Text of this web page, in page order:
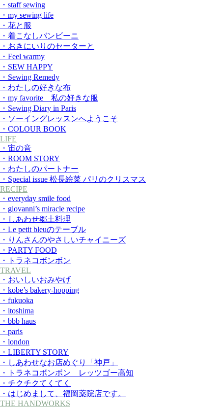
・staff sewing
・my sewing life
・花と服
・着こなしバンビーニ
・おきにいりのセーターと
・Feel warmy
・SEW HAPPY
・Sewing Remedy
・わたしの好きな布
・my favorite 私の好きな服
・Sewing Diary in Paris
・ソーイングレッスンへようこそ
・COLOUR BOOK
LIFE
・宙の音
・ROOM STORY
・わたしのパートナー
・Special issue 松長絵菜 パリのクリスマス
RECIPE
・everyday smile food
・giovanni’s miracle recipe
・しあわせ郷土料理
・Le petit bleuのテーブル
・りんさんのやさしいチャイニーズ
・PARTY FOOD
・トラネコボンボン
TRAVEL
・おいしいおみやげ
・kobe’s bakery-hopping
・fukuoka
・itoshima
・bbb haus
・paris
・london
・LIBERTY STORY
・しあわせなお店めぐり「神戸」
・トラネコボンボン レッツゴー高知
・チクチクてくてく
・はじめまして、福岡薬院店です。
THE HANDWORKS